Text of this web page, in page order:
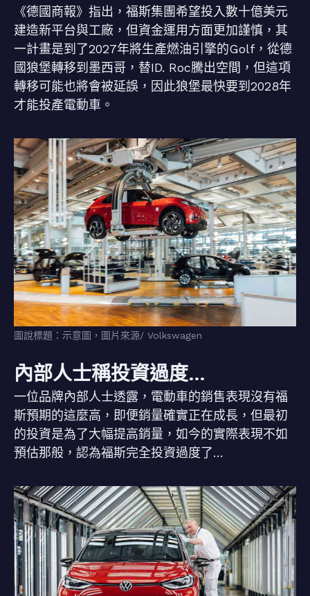
《德國商報》指出，福斯集團希望投入數十億美元
建造新平台與工廠，但資金運用方面更加謹慎，其
一計畫是到了2027年將生產燃油引擎的Golf，從德
國狼堡轉移到墨西哥，替ID. Roc騰出空間，但這項
轉移可能也將會被延誤，因此狼堡最快要到2028年
才能投產電動車。
圖說標題：示意圖，圖片來源/ Volkswagen
內部人士稱投資過度…
一位品牌內部人士透露，電動車的銷售表現沒有福
斯預期的這麼高，即便銷量確實正在成長，但最初
的投資是為了大幅提高銷量，如今的實際表現不如
預估那般，認為福斯完全投資過度了…